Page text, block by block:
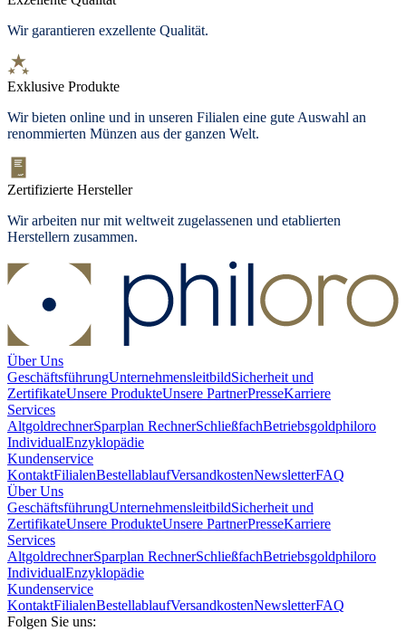
Wir garantieren exzellente Qualität.
Exklusive Produkte
Wir bieten online und in unseren Filialen eine gute Auswahl an
renommierten Münzen aus der ganzen Welt.
Zertifizierte Hersteller
Wir arbeiten nur mit weltweit zugelassenen und etablierten
Herstellern zusammen.
Über Uns
GeschäftsführungUnternehmensleitbildSicherheit und
ZertifikateUnsere ProdukteUnsere PartnerPresseKarriere
Services
AltgoldrechnerSparplan RechnerSchließfachBetriebsgoldphiloro
IndividualEnzyklopädie
Kundenservice
KontaktFilialenBestellablaufVersandkostenNewsletterFAQ
Über Uns
GeschäftsführungUnternehmensleitbildSicherheit und
ZertifikateUnsere ProdukteUnsere PartnerPresseKarriere
Services
AltgoldrechnerSparplan RechnerSchließfachBetriebsgoldphiloro
IndividualEnzyklopädie
Kundenservice
KontaktFilialenBestellablaufVersandkostenNewsletterFAQ
Folgen Sie uns: